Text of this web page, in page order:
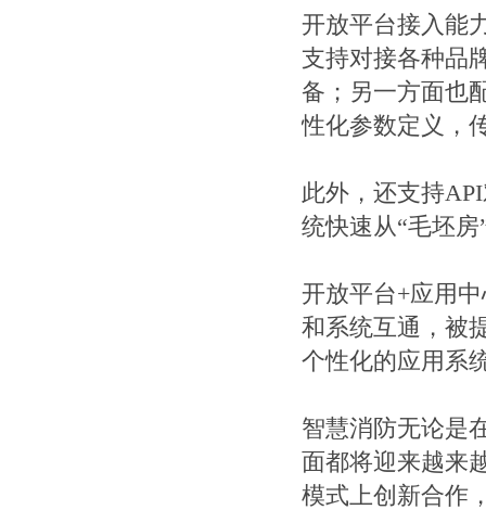
开放平台接入能
支持对接各种品
备；另一方面也
性化参数定义，
此外，还支持
统快速从“毛坯房
开放平台+应用
和系统互通，被
个性化的应用系
智慧消防无论是
面都将迎来越来
模式上创新合作